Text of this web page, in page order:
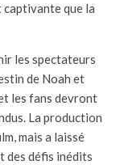
captivante que la
les spectateurs
de Noah et
les fans devront
La production
mais a laissé
des défis inédits